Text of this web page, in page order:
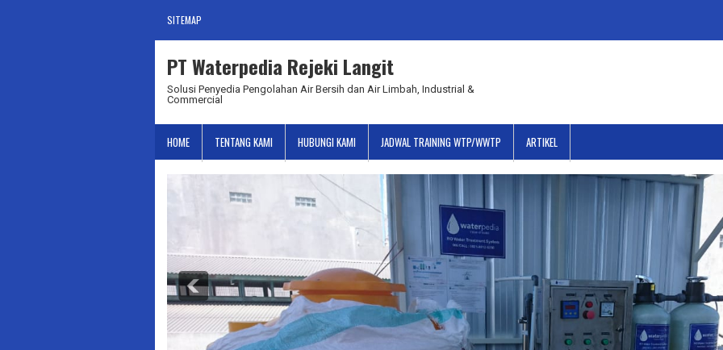
SITEMAP
PT Waterpedia Rejeki Langit
Solusi Penyedia Pengolahan Air Bersih dan Air Limbah, Industrial &
Commercial
HOME TENTANG KAMI HUBUNGI KAMI JADWAL TRAINING WTP/WWTP ARTIKEL